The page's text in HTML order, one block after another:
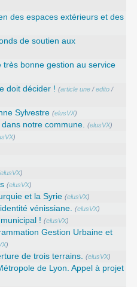
des espaces extérieurs et des
de soutien aux
bonne gestion au service
doit décider ! (article une /edito /
Sylvestre (elusVX)
notre commune. (elusVX)
)
elusVX)
(elusVX)
et la Syrie (elusVX)
vénissiane. (elusVX)
! (elusVX)
Gestion Urbaine et
)
de trois terrains. (elusVX)
de Lyon. Appel à projet